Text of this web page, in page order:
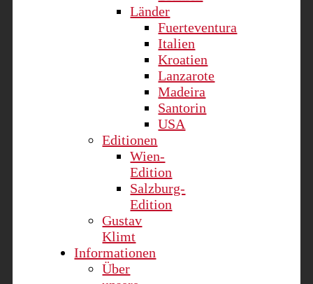
Länder
Fuerteventura
Italien
Kroatien
Lanzarote
Madeira
Santorin
USA
Editionen
Wien-
Edition
Salzburg-
Edition
Gustav
Klimt
Informationen
Über